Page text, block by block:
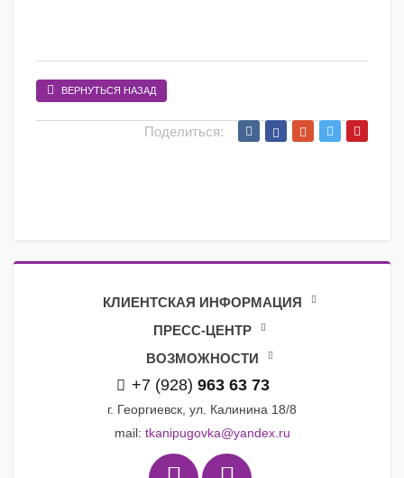
ВЕРНУТЬСЯ НАЗАД
Поделиться:
КЛИЕНТСКАЯ ИНФОРМАЦИЯ
ПРЕСС-ЦЕНТР
ВОЗМОЖНОСТИ
+7 (928) 963 63 73
г. Георгиевск, ул. Калинина 18/8
mail: tkanipugovka@yandex.ru